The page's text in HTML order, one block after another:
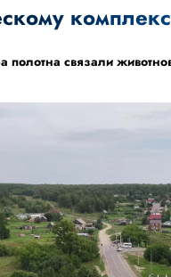
полотна связали